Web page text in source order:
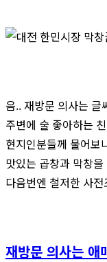
음.. 재방문 의사는 글
주변에 술 좋아하는
현지인분들께 물어보
맛있는 곱창과 막창
다음번엔 철저한 사
재방문 의사는 애